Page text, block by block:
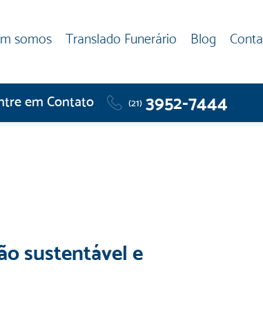
somos Translado Funerário Blog
em Contato (21) 3952-7444
sustentável e